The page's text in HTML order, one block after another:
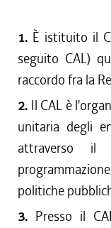
1. È istituito il
seguito CAL)
raccordo fra la
2. Il CAL è
unitaria degli
attraverso il
politiche
3. Presso il